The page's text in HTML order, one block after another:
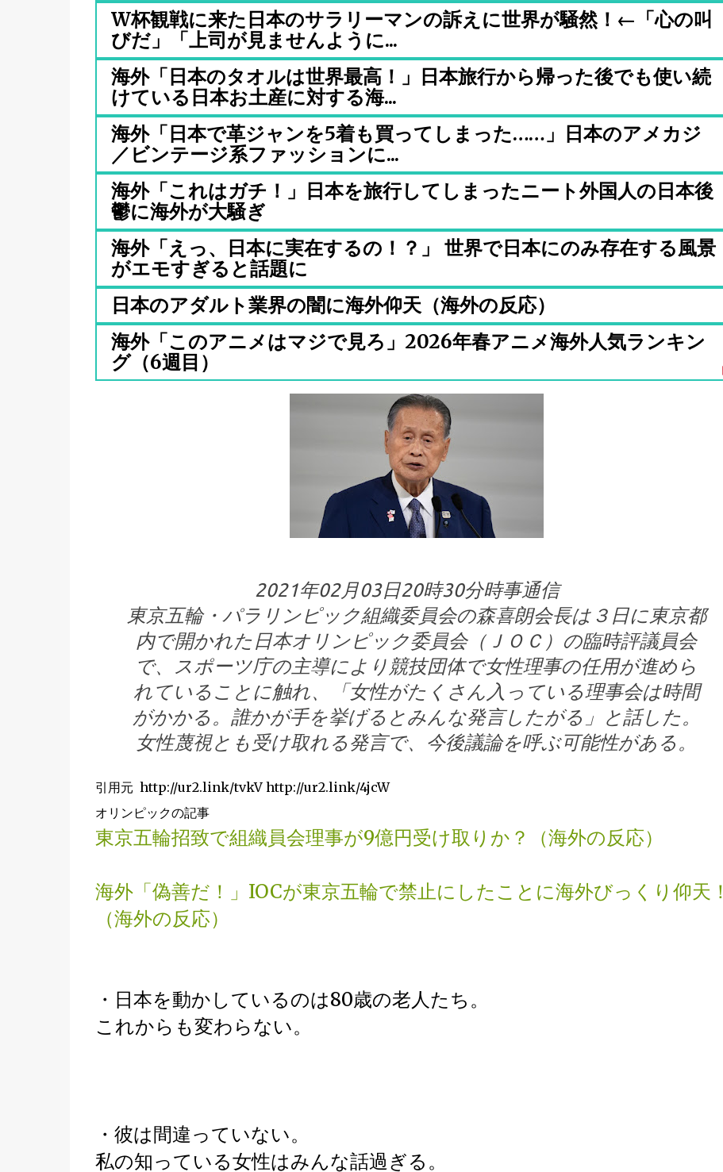
W杯観戦に来た日本のサラリーマンの訴えに世界が騒然！←「心の叫
びだ」「上司が見ませんように...
海外「日本のタオルは世界最高！」日本旅行から帰った後でも使い続
けている日本お土産に対する海...
海外「日本で革ジャンを5着も買ってしまった……」日本のアメカジ
／ビンテージ系ファッションに...
海外「これはガチ！」日本を旅行してしまったニート外国人の日本後
鬱に海外が大騒ぎ
海外「えっ、日本に実在するの！？」 世界で日本にのみ存在する風景
がエモすぎると話題に
日本のアダルト業界の闇に海外仰天（海外の反応）
海外「このアニメはマジで見ろ」2026年春アニメ海外人気ランキン
グ（6週目）
2021年02月03日20時30分時事通信
東京五輪・パラリンピック組織委員会の森喜朗会長は３日に東京都
内で開かれた日本オリンピック委員会（ＪＯＣ）の臨時評議員会
で、スポーツ庁の主導により競技団体で女性理事の任用が進めら
れていることに触れ、「女性がたくさん入っている理事会は時間
がかかる。誰かが手を挙げるとみんな発言したがる」と話した。
女性蔑視とも受け取れる発言で、今後議論を呼ぶ可能性がある。
引用元 http://ur2.link/tvkV http://ur2.link/4jcW
オリンピックの記事
東京五輪招致で組織員会理事が9億円受け取りか？（海外の反応）
海外「偽善だ！」IOCが東京五輪で禁止にしたことに海外びっくり仰天！
（海外の反応）
・日本を動かしているのは80歳の老人たち。
これからも変わらない。
・彼は間違っていない。
私の知っている女性はみんな話過ぎる。